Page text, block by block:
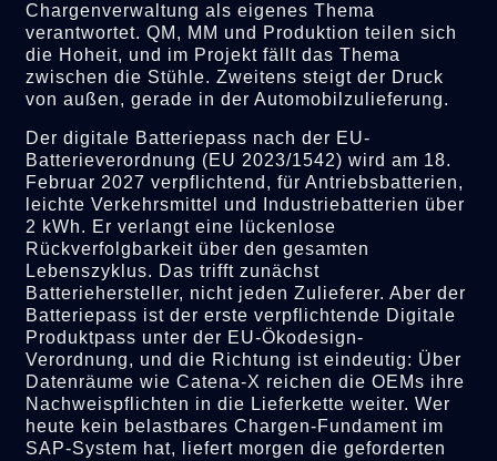
Chargenverwaltung als eigenes Thema
verantwortet. QM, MM und Produktion teilen sich
die Hoheit, und im Projekt fällt das Thema
zwischen die Stühle. Zweitens steigt der Druck
von außen, gerade in der Automobilzulieferung.
Der digitale Batteriepass nach der EU-
Batterieverordnung (EU 2023/1542) wird am 18.
Februar 2027 verpflichtend, für Antriebsbatterien,
leichte Verkehrsmittel und Industriebatterien über
2 kWh. Er verlangt eine lückenlose
Rückverfolgbarkeit über den gesamten
Lebenszyklus. Das trifft zunächst
Batteriehersteller, nicht jeden Zulieferer. Aber der
Batteriepass ist der erste verpflichtende Digitale
Produktpass unter der EU-Ökodesign-
Verordnung, und die Richtung ist eindeutig: Über
Datenräume wie Catena-X reichen die OEMs ihre
Nachweispflichten in die Lieferkette weiter. Wer
heute kein belastbares Chargen-Fundament im
SAP-System hat, liefert morgen die geforderten